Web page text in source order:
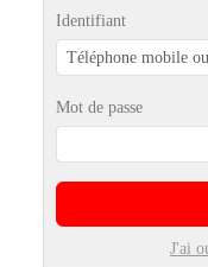
Identifiant
Mot de passe
J'ai